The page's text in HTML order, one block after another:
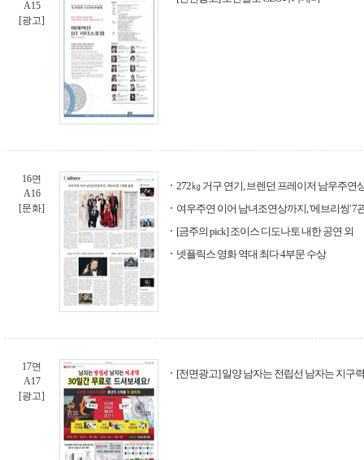
A15
[광고]
16면
A16
[문화]
272㎏ 거구 연기, 브렌던 프레이저 남우주연
여우주연 이어 남녀조연상까지, '에브리씽' 7
[금주의 pick] 조이스 디도나토 내한 공연 외
넷플릭스 영화 역대 최다 4부문 수상
17면
A17
[광고]
[전면광고] 일양 남자는 전립선 남자는 지구